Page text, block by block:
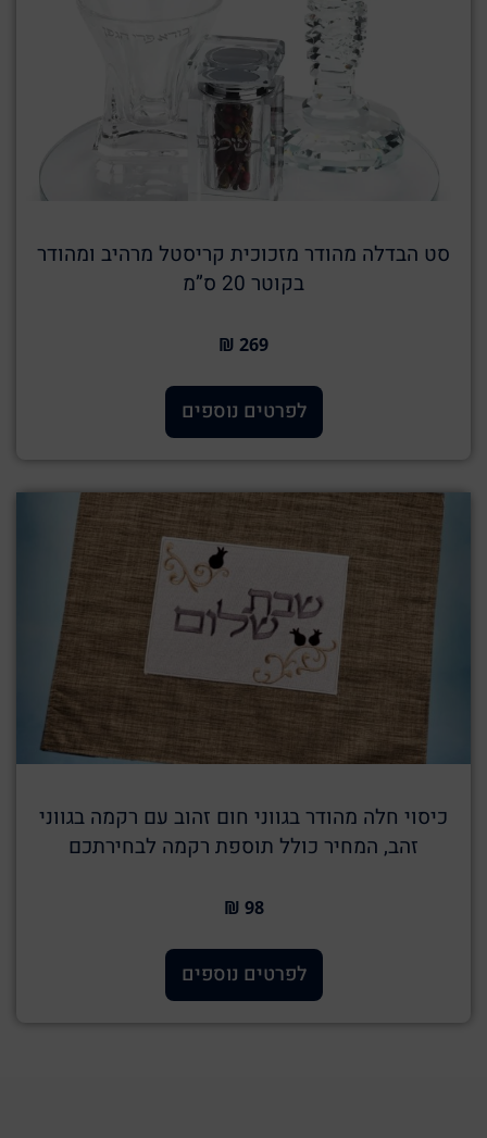
סט הבדלה מהודר מזכוכית קריסטל מרהיב ומהודר
בקוטר 20 ס”מ
269 ₪
לפרטים נוספים
כיסוי חלה מהודר בגווני חום זהוב עם רקמה בגווני
זהב, המחיר כולל תוספת רקמה לבחירתכם
98 ₪
לפרטים נוספים